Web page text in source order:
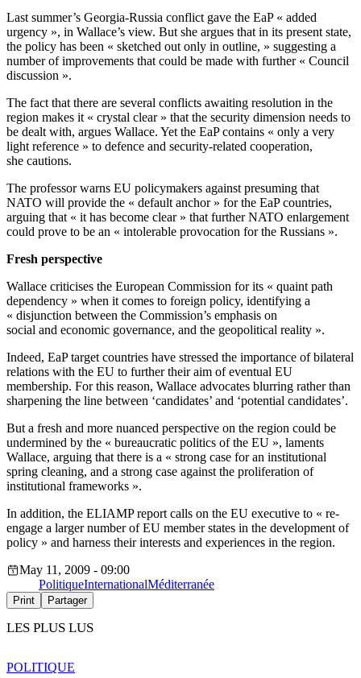
Last summer’s Georgia-Russia conflict gave the EaP « added
urgency », in Wallace’s view. But she argues that in its present state,
the policy has been « sketched out only in outline, » suggesting a
number of improvements that could be made with further « Council
discussion ».
The fact that there are several conflicts awaiting resolution in the
region makes it « crystal clear » that the security dimension needs to
be dealt with, argues Wallace. Yet the EaP contains « only a very
light reference » to defence and security-related cooperation,
she cautions.
The professor warns EU policymakers against presuming that
NATO will provide the « default anchor » for the EaP countries,
arguing that « it has become clear » that further NATO enlargement
could prove to be an « intolerable provocation for the Russians ».
Fresh perspective
Wallace criticises the European Commission for its « quaint path
dependency » when it comes to foreign policy, identifying a
« disjunction between the Commission’s emphasis on
social and economic governance, and the geopolitical reality ».
Indeed, EaP target countries have stressed the importance of bilateral
relations with the EU to further their aim of eventual EU
membership. For this reason, Wallace advocates blurring rather than
sharpening the line between ‘candidates’ and ‘potential candidates’.
But a fresh and more nuanced perspective on the region could be
undermined by the « bureaucratic politics of the EU », laments
Wallace, arguing that there is a « strong case for an institutional
spring cleaning, and a strong case against the proliferation of
institutional frameworks ».
In addition, the ELIAMP report calls on the EU executive to « re-
engage a larger number of EU member states in the development of
policy » and harness their interests and experiences in the region.
May 11, 2009 - 09:00
PolitiqueInternationalMéditerranée
Print Partager
LES PLUS LUS
POLITIQUE